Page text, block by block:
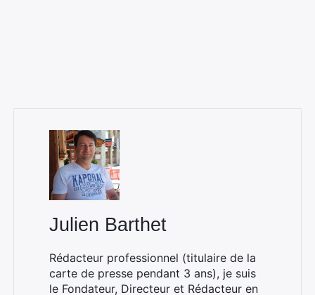
Julien Barthet
Rédacteur professionnel (titulaire de la
carte de presse pendant 3 ans), je suis
le Fondateur, Directeur et Rédacteur en